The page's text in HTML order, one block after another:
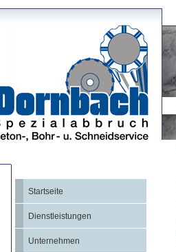
Startseite
Dienstleistungen
Unternehmen